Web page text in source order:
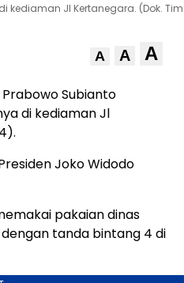
kediaman Jl Kertanegara. (Dok. Tim
A A A
Subianto
di kediaman Jl
Joko Widodo
pakaian dinas
tanda bintang 4 di